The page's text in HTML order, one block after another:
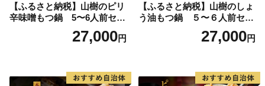
【ふるさと納税】山樹のピリ
辛味噌もつ鍋 5〜6人前セッ
ト 山樹 国産 牛もつ ホルモン
モツ オンライン飲み会 ホー
時間
27,000円
【ふるさと納税】山樹のしょ
う油もつ鍋 ５〜６人前セッ
ト 山樹 国産 牛もつ ホルモン
モツ オンライン飲み会 ホー
時間
27,000円